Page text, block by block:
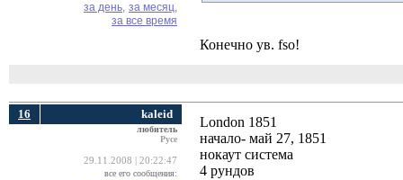
за день, за месяц,
за все время
Конечно ув. fso!
16 kaleid
любитель
Русе
29.11.2008 | 20:22:47
все его сообщения:
London 1851
начало- май 27, 1851
нокаут система
4 рундов